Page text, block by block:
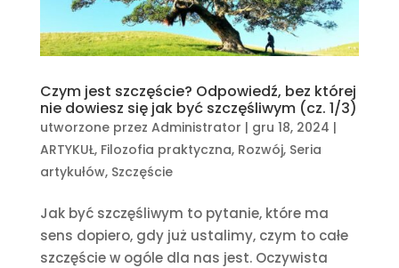
Czym jest szczęście? Odpowiedź, bez której
nie dowiesz się jak być szczęśliwym (cz. 1/3)
utworzone przez Administrator | gru 18, 2024 |
ARTYKUŁ, Filozofia praktyczna, Rozwój, Seria
artykułów, Szczęście
Jak być szczęśliwym to pytanie, które ma
sens dopiero, gdy już ustalimy, czym to całe
szczęście w ogóle dla nas jest. Oczywista